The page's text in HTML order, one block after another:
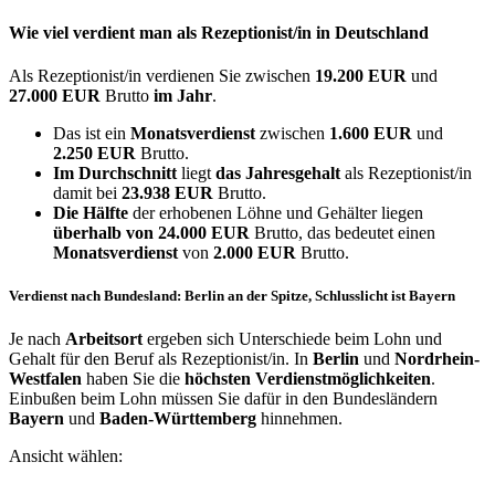
Wie viel verdient man als Rezeptionist/in in Deutschland
Als Rezeptionist/in verdienen Sie zwischen 19.200 EUR und
27.000 EUR Brutto im Jahr.
Das ist ein Monatsverdienst zwischen 1.600 EUR und
2.250 EUR Brutto.
Im Durchschnitt liegt das Jahresgehalt als Rezeptionist/in
damit bei 23.938 EUR Brutto.
Die Hälfte der erhobenen Löhne und Gehälter liegen
überhalb von 24.000 EUR Brutto, das bedeutet einen
Monatsverdienst von 2.000 EUR Brutto.
Verdienst nach Bundesland: Berlin an der Spitze, Schlusslicht ist Bayern
Je nach Arbeitsort ergeben sich Unterschiede beim Lohn und
Gehalt für den Beruf als Rezeptionist/in. In Berlin und Nordrhein-
Westfalen haben Sie die höchsten Verdienstmöglichkeiten.
Einbußen beim Lohn müssen Sie dafür in den Bundesländern
Bayern und Baden-Württemberg hinnehmen.
Ansicht wählen: